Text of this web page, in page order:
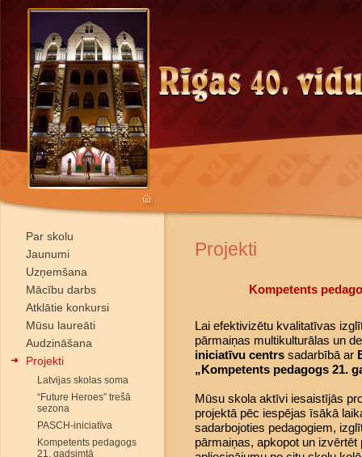
Par skolu
Jaunumi
Uzņemšana
Mācību darbs
Atklātie konkursi
Mūsu laureāti
Audzināšana
Projekti
Latvijas skolas soma
“Future Heroes” trešā
sezona
PASCH-iniciatīva
Kompetents pedagogs
21. gadsimtā
Projekti
Kompetents
Lai efektivizētu kvalitatīvas
pārmaiņas multikulturālas un
iniciatīvu centrs sadarbībā ar
„Kompetents pedagogs 21.
Mūsu skola aktīvi iesaistījās
projektā pēc iespējas īsākā
sadarbojoties pedagogiem,
pārmaiņas, apkopot un